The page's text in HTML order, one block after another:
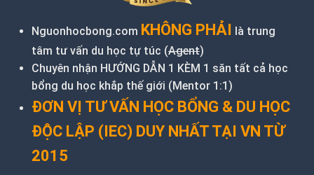
Nguonhocbong.com KHÔNG PHẢI là trung
tâm tư vấn du học tự túc (Agent)
Chuyên nhận HƯỚNG DẪN 1 KÈM 1 săn tất cả học
bổng du học khắp thế giới (Mentor 1:1)
ĐƠN VỊ TƯ VẤN HỌC BỔNG & DU HỌC
ĐỘC LẬP (IEC) DUY NHẤT TẠI VN TỪ
2015